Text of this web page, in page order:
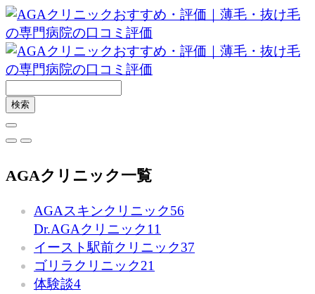
AGAクリニック一覧
AGAスキンクリニック56
Dr.AGAクリニック11
イースト駅前クリニック37
ゴリラクリニック21
体験談4